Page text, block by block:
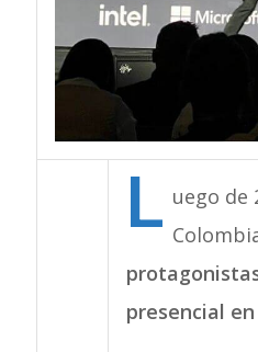
L uego de
presencial